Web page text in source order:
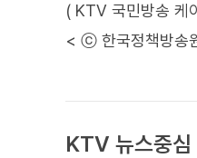
( KTV 국민방송 케
< ⓒ 한국정책방송
KTV 뉴스중심